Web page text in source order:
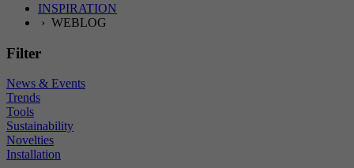
INSPIRATION
› WEBLOG
Filter
News & Events
Trends
Tools
Sustainability
Novelties
Installation